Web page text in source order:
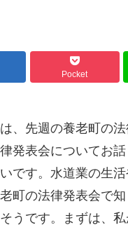
Pocket
、先週の養老町の
発表会についてお
です。水道業の生
町の法律発表会で
うです。まずは、